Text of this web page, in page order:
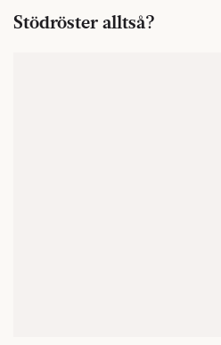
Stödröster alltså?